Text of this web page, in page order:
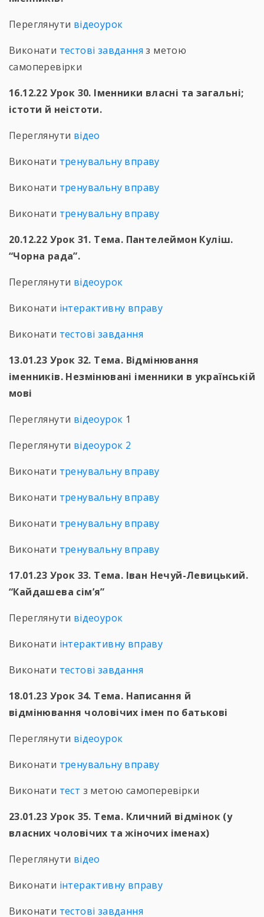
Переглянути відеоурок
Виконати тестові завдання з метою
самоперевірки
16.12.22 Урок 30. Іменники власні та загальні;
істоти й неістоти.
Переглянути відео
Виконати тренувальну вправу
Виконати тренувальну вправу
Виконати тренувальну вправу
20.12.22 Урок 31. Тема. Пантелеймон Куліш.
“Чорна рада”.
Переглянути відеоурок
Виконати інтерактивну вправу
Виконати тестові завдання
13.01.23 Урок 32. Тема. Відмінювання
іменників. Незмінювані іменники в українській
мові
Переглянути відеоурок 1
Переглянути відеоурок 2
Виконати тренувальну вправу
Виконати тренувальну вправу
Виконати тренувальну вправу
Виконати тренувальну вправу
17.01.23 Урок 33. Тема. Іван Нечуй-Левицький.
“Кайдашева сім’я”
Переглянути відеоурок
Виконати інтерактивну вправу
Виконати тестові завдання
18.01.23 Урок 34. Тема. Написання й
відмінювання чоловічих імен по батькові
Переглянути відеоурок
Виконати тренувальну вправу
Виконати тест з метою самоперевірки
23.01.23 Урок 35. Тема. Кличний відмінок (у
власних чоловічих та жіночих іменах)
Переглянути відео
Виконати інтерактивну вправу
Виконати тестові завдання